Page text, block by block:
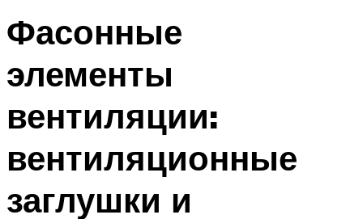
Меню
Фасонные
элементы
вентиляции:
вентиляционные
заглушки и